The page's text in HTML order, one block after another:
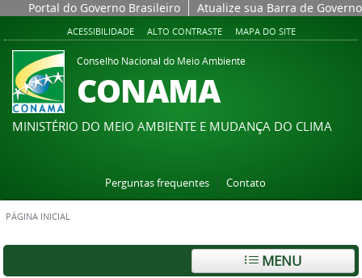
Portal do Governo Brasileiro Atualize sua Barra de Governo
ACESSIBILIDADE ALTO CONTRASTE MAPA DO SITE
Conselho Nacional do Meio Ambiente
CONAMA
MINISTÉRIO DO MEIO AMBIENTE E MUDANÇA DO CLIMA
Perguntas frequentes Contato
PÁGINA INICIAL
MENU